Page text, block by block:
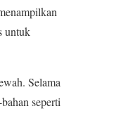
untuk
Selama
seperti